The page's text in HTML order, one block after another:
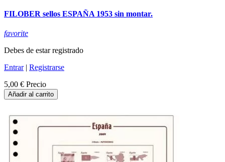
FILOBER sellos ESPAÑA 1953 sin montar.
favorite
Debes de estar registrado
Entrar| Registrarse
5,00 € Precio
Añadir al carrito